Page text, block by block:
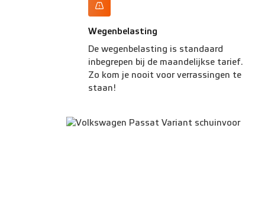
Wegenbelasting
De wegenbelasting is standaard
inbegrepen bij de maandelijkse tarief.
Zo kom je nooit voor verrassingen te
staan!